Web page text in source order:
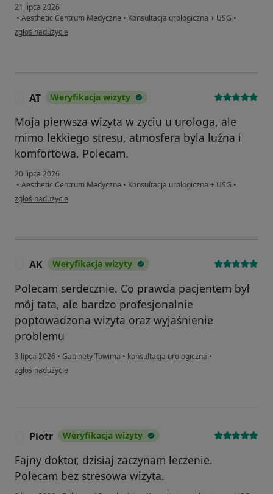
21 lipca 2026
• Aesthetic Centrum Medyczne • Konsultacja urologiczna + USG •
w opinii użytkownika K.S
zgłoś nadużycie
AT Weryfikacja wizyty
Moja pierwsza wizyta w zyciu u urologa, ale
mimo lekkiego stresu, atmosfera byla luźna i
komfortowa. Polecam.
20 lipca 2026
• Aesthetic Centrum Medyczne • Konsultacja urologiczna + USG •
w opinii użytkownika AT
zgłoś nadużycie
AK Weryfikacja wizyty
Polecam serdecznie. Co prawda pacjentem był
mój tata, ale bardzo profesjonalnie
poptowadzona wizyta oraz wyjaśnienie
problemu
3 lipca 2026 • Gabinety Tuwima • konsultacja urologiczna •
w opinii użytkownika AK
zgłoś nadużycie
Piotr Weryfikacja wizyty
Fajny doktor, dzisiaj zaczynam leczenie.
Polecam bez stresowa wizyta.